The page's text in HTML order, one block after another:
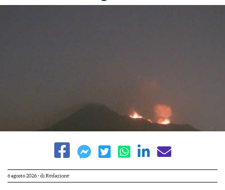
6 agosto 2026- di Redazione